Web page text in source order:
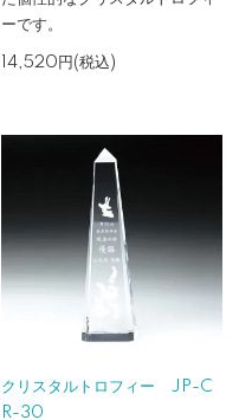
ーです。
14,520円(税込)
クリスタルトロフィー JP-C
R-30